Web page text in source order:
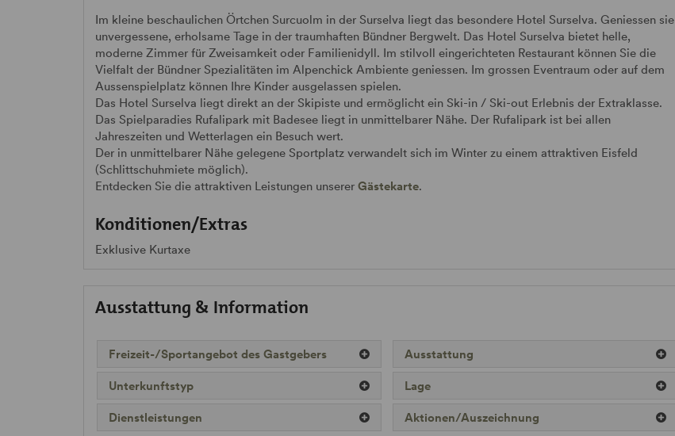
Im kleine beschaulichen Örtchen Surcuolm in der Surselva liegt das besondere Hotel Surselva. Geniessen sie
unvergessene, erholsame Tage in der traumhaften Bündner Bergwelt. Das Hotel Surselva bietet helle,
moderne Zimmer für Zweisamkeit oder Familienidyll. Im stilvoll eingerichteten Restaurant können Sie die
Vielfalt der Bündner Spezialitäten im Alpenchick Ambiente geniessen. Im grossen Eventraum oder auf dem
Aussenspielplatz können Ihre Kinder ausgelassen spielen.
Das Hotel Surselva liegt direkt an der Skipiste und ermöglicht ein Ski-in / Ski-out Erlebnis der Extraklasse.
Das Spielparadies Rufalipark mit Badesee liegt in unmittelbarer Nähe. Der Rufalipark ist bei allen
Jahreszeiten und Wetterlagen ein Besuch wert.
Der in unmittelbarer Nähe gelegene Sportplatz verwandelt sich im Winter zu einem attraktiven Eisfeld
(Schlittschuhmiete möglich).
Entdecken Sie die attraktiven Leistungen unserer Gästekarte.
Konditionen/Extras
Exklusive Kurtaxe
Ausstattung & Information
Freizeit-/Sportangebot des Gastgebers Ausstattung
Unterkunftstyp Lage
Dienstleistungen Aktionen/Auszeichnung